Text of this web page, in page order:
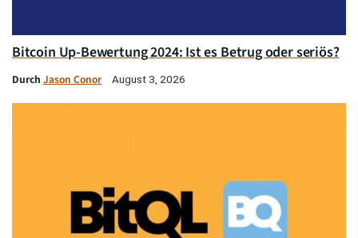
Bitcoin Up-Bewertung 2024: Ist es Betrug oder seriös?
Durch Jason Conor August 3, 2026